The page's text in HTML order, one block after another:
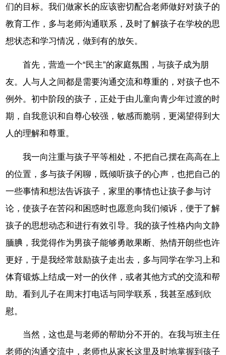
们的目标。我们做家长的应该密切配合老师做好对孩子的
教育工作，多与老师沟通联系，及时了解孩子在学校的思
想状态和学习情况，做到有的放矢。
首先，营造一个“民主”的家庭氛围，与孩子成为朋
友。人与人之间都是需要沟通交流和尊重的，对孩子也不
例外。初中阶段的孩子，正处于由儿童向青少年过渡的时
期，自我意识和自尊心较强，敏感而脆弱，更渴望得到大
人的理解和尊重。
我一向注重与孩子平等相处，不把自己摆在高高在上
的位置，多与孩子闲聊，既倾听孩子的心声，也把自己的
一些事情和想法告诉孩子，家里的事情也让孩子参与讨
论，使孩子在苦闷和困惑时也愿意向我们倾诉，便于了解
孩子的思想动态和进行有效引导。我的孩子性格内向文静
腼腆，我觉得作为男孩子能够勇敢果断、热情开朗些也许
更好，于是我经常鼓励孩子走出去，多与同学在学习上和
体育锻炼上结成一对一的伙伴，或者其他方式的交流和帮
助。看到儿子在周末打电话与同学联系，我甚至感到欣
慰。
当然，这也是与老师的帮助分不开的。在我与班主任
老师的沟通交流中，老师也从家长这里及时地掌握到孩子